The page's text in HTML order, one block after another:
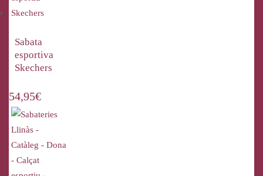
Sabata
esportiva
Skechers
54,95€